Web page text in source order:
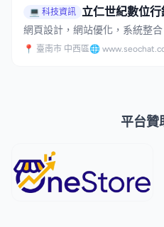
💻 科技資訊 立仁世紀數位
網頁設計，網站優化，系統整合
📍 臺南市 中西區🌐
平台贊